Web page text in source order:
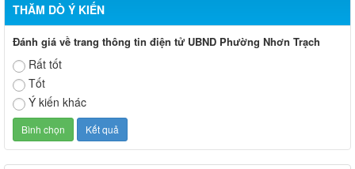
THĂM DÒ Ý KIẾN
Đánh giá về trang thông tin điện tử UBND Phường Nhơn Trạch
Rất tốt
Tốt
Ý kiến khác